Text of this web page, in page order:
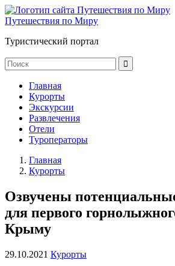
Путешествия по Миру
Туристический портал
Главная
Курорты
Экскурсии
Развлечения
Отели
Туроператоры
Главная
Курорты
Озвучены
для первого
Крыму
29.10.2021 Курорты